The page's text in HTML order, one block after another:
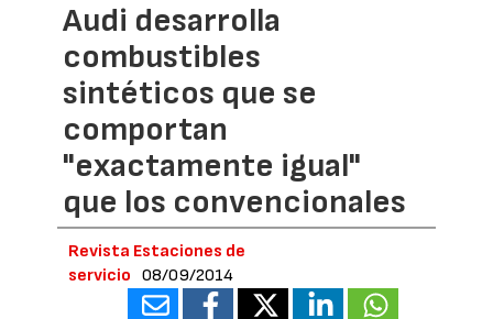
Audi desarrolla
combustibles
sintéticos que se
comportan
"exactamente igual"
que los convencionales
Revista Estaciones de
servicio
08/09/2014